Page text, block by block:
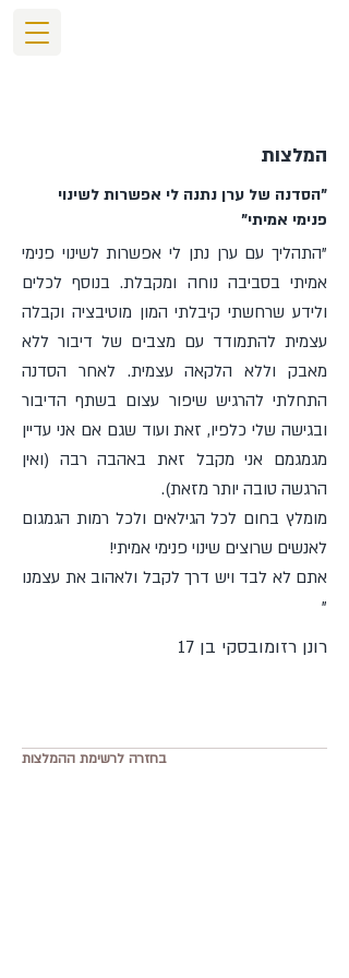
המלצות
"הסדנה של ערן נתנה לי אפשרות לשינוי
פנימי אמיתי"
"התהליך עם ערן נתן לי אפשרות לשינוי פנימי
אמיתי בסביבה נוחה ומקבלת. בנוסף לכלים
ולידע שרחשתי קיבלתי המון מוטיבציה וקבלה
עצמית להתמודד עם מצבים של דיבור ללא
מאבק וללא הלקאה עצמית. לאחר הסדנה
התחלתי להרגיש שיפור עצום בשתף הדיבור
ובגישה שלי כלפיו, זאת ועוד שגם אם אני עדיין
מגמגמם אני מקבל זאת באהבה רבה (ואין
הרגשה טובה יותר מזאת).
מומלץ בחום לכל הגילאים ולכל רמות הגמגום
לאנשים שרוצים שינוי פנימי אמיתי!
אתם לא לבד ויש דרך לקבל ולאהוב את עצמנו
"
רונן רזומובסקי בן 17
בחזרה לרשימת ההמלצות